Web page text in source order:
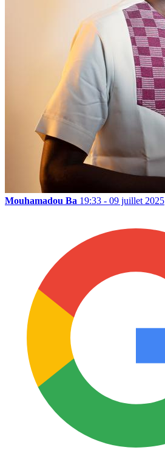
Mouhamadou Ba 19:33 - 09 juillet 2025